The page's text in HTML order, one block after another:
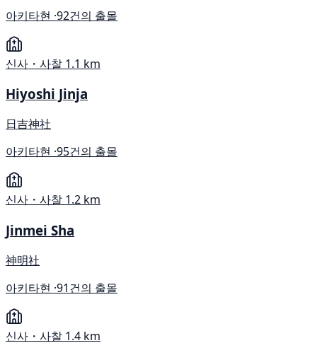
아키타현 ·92건의 출몰
신사・사찰 1.1 km
Hiyoshi Jinja
日吉神社
아키타현 ·95건의 출몰
신사・사찰 1.2 km
Jinmei Sha
神明社
아키타현 ·91건의 출몰
신사・사찰 1.4 km